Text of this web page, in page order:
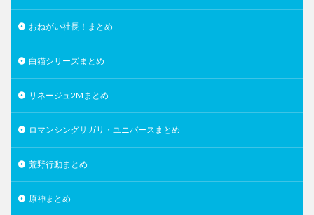
おねがい社長！まとめ
白猫シリーズまとめ
リネージュ2Mまとめ
ロマンシングサガリ・ユニバースまとめ
荒野行動まとめ
原神まとめ